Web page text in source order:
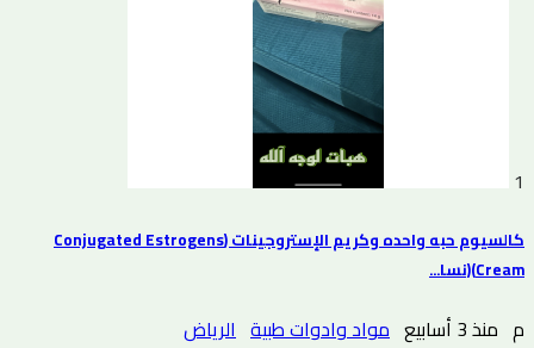
1
كالسيوم حبه واحده وكريم الإستروجينات (Conjugated Estrogens
Cream)(نسا...
م منذ 3 أسابيع مواد وادوات طبية الرياض